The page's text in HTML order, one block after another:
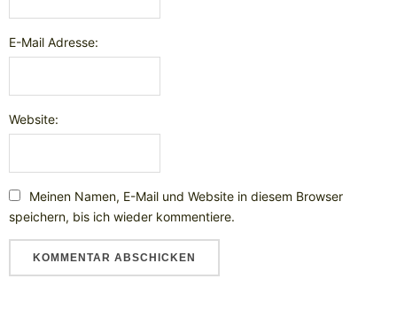
E-Mail Adresse:
Website:
Meinen Namen, E-Mail und Website in diesem Browser
speichern, bis ich wieder kommentiere.